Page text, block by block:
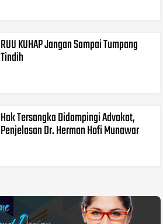
RUU KUHAP Jangan Sampai Tumpang
Tindih
Hak Tersangka Didampingi Advokat,
Penjelasan Dr. Herman Hofi Munawar